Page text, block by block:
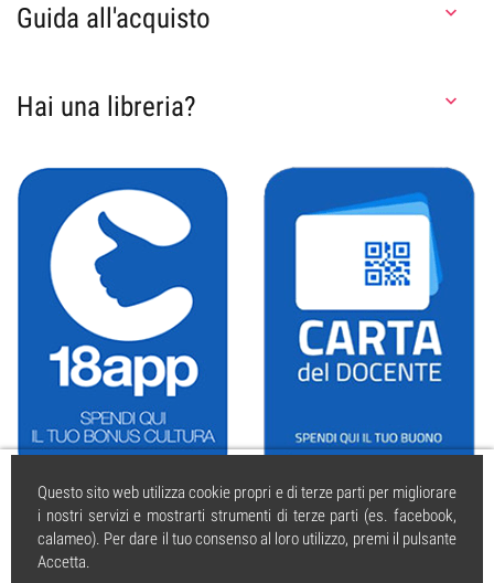
Questo sito web utilizza cookie propri e di terze parti per migliorare
i nostri servizi e mostrarti strumenti di terze parti (es. facebook,
calameo). Per dare il tuo consenso al loro utilizzo, premi il pulsante
Accetta.
Guida all'acquisto 
Hai una libreria? 
caissa.it| © 2004 tutti i diritti riservati. | PI 01925350595 | Iscritta al